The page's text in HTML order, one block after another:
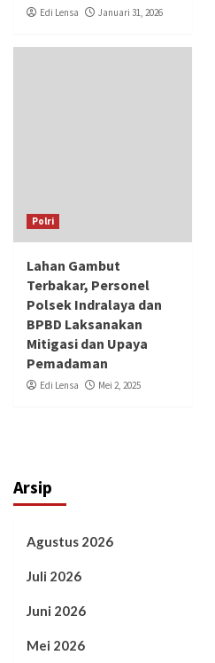
Edi Lensa Januari 31, 2026
Polri
Lahan Gambut
Terbakar, Personel
Polsek Indralaya dan
BPBD Laksanakan
Mitigasi dan Upaya
Pemadaman
Edi Lensa Mei 2, 2025
Arsip
Agustus 2026
Juli 2026
Juni 2026
Mei 2026